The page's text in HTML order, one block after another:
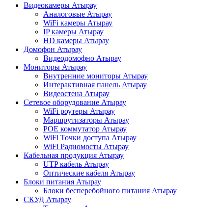
Видеокамеры Атырау
Аналоговые Атырау
WiFi камеры Атырау
IP камеры Атырау
HD камеры Атырау
Домофон Атырау
Видеодомофно Атырау
Мониторы Атырау
Внутренние мониторы Атырау
Интерактивная панель Атырау
Видеостена Атырау
Сетевое оборудование Атырау
WiFi роутеры Атырау
Маршрутизаторы Атырау
POE коммутатор Атырау
WiFi Точки доступа Атырау
WiFi Радиомосты Атырау
Кабельная продукция Атырау
UTP кабель Атырау
Оптические кабеля Атырау
Блоки питания Атырау
Блоки бесперебойного питания Атырау
СКУД Атырау